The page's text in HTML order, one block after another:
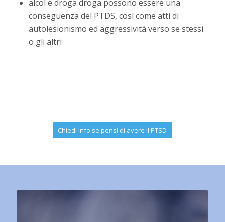
alcol e droga droga possono essere una
conseguenza del PTDS, così come atti di
autolesionismo ed aggressività verso se stessi
o gli altri
Chiedi info se pensi di avere il PTSD